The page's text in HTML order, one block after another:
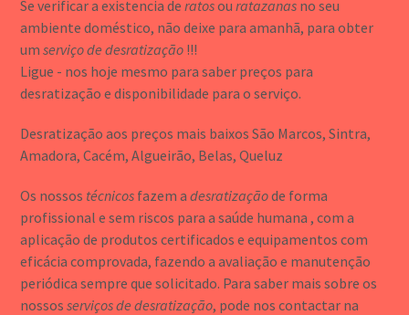
Se verificar a existencia deratosouratazanas no seu
ambiente doméstico, não deixe para amanhã, para obter
umserviço de desratização !!!
Ligue - nos hoje mesmo para saber preços para
desratização e disponibilidade para o serviço.
Desratização aos preços mais baixos São Marcos, Sintra,
Amadora, Cacém, Algueirão, Belas, Queluz
Os nossos técnicos fazem adesratizaçãode forma
profissional e sem riscos para a saúde humana , com a
aplicação de produtos certificados e equipamentos com
eficácia comprovada, fazendo a avaliação e manutenção
periódica sempre que solicitado. Para saber mais sobre os
nossosserviços de desratização, pode nos contactar na